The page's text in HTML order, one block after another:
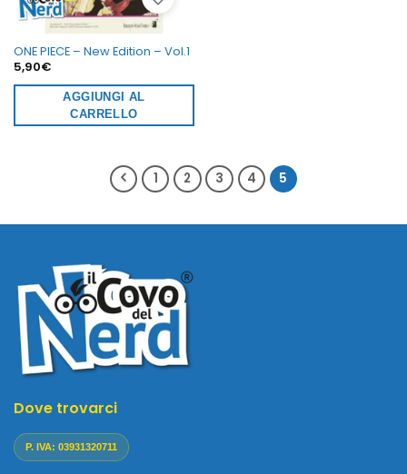
ONE PIECE – New Edition – Vol.1
5,90€
AGGIUNGI AL
CARRELLO
1 2 3 4 5
Dove trovarci
P. IVA: 03931320711